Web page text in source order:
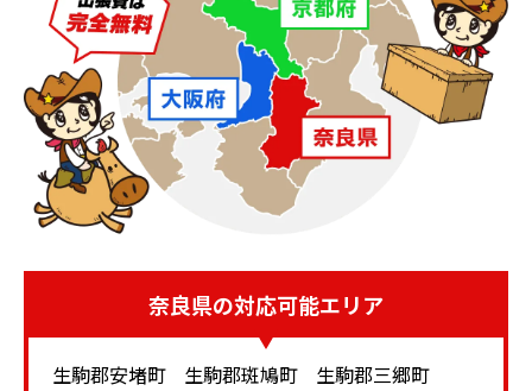
高級家具製品は一定の耐久性を持ちますが、長く使って
いると傷や汚れは自然と増えていきます。表面に大きな
傷・汚れがない場合でも、内側や内部に一定の傷や汚れ
が出るケースもあります。こうした傷・汚れがあると、
査定はマイナスとなってしまします。
査定のマイナスを補うためには、高級家具製品のみのみ
ならず他のブランド品とのまとめて査定がおすすめで
じめとした家具は流行やトレンドの影響も大きく、季節
ごとに新作が発売されることも少なくありません。古く
なった高級家具製品の中には買取価格が落ちるものもあ
奈良県の対応可能エリア
生駒郡安堵町 生駒郡斑鳩町
生駒郡三郷町